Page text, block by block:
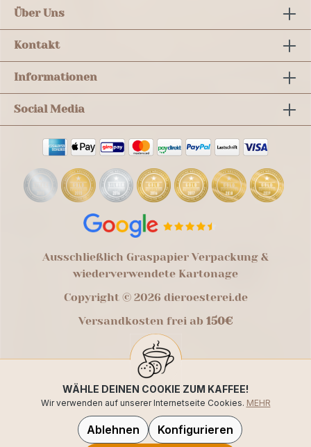
Über Uns
Kontakt
Informationen
Social Media
Ausschließlich Graspapier Verpackung &
wiederverwendete Kartonage
Copyright © 2026 dieroesterei.de
Versandkosten frei ab 150€
WÄHLE DEINEN COOKIE ZUM KAFFEE!
Wir verwenden auf unserer Internetseite Cookies. MEHR
Ablehnen Konfigurieren